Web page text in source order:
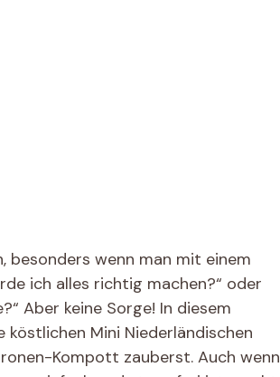
besonders wenn man mit einem
ich alles richtig machen?“ oder
Aber keine Sorge! In diesem
Mini Niederländischen
Kompott zauberst. Auch wenn